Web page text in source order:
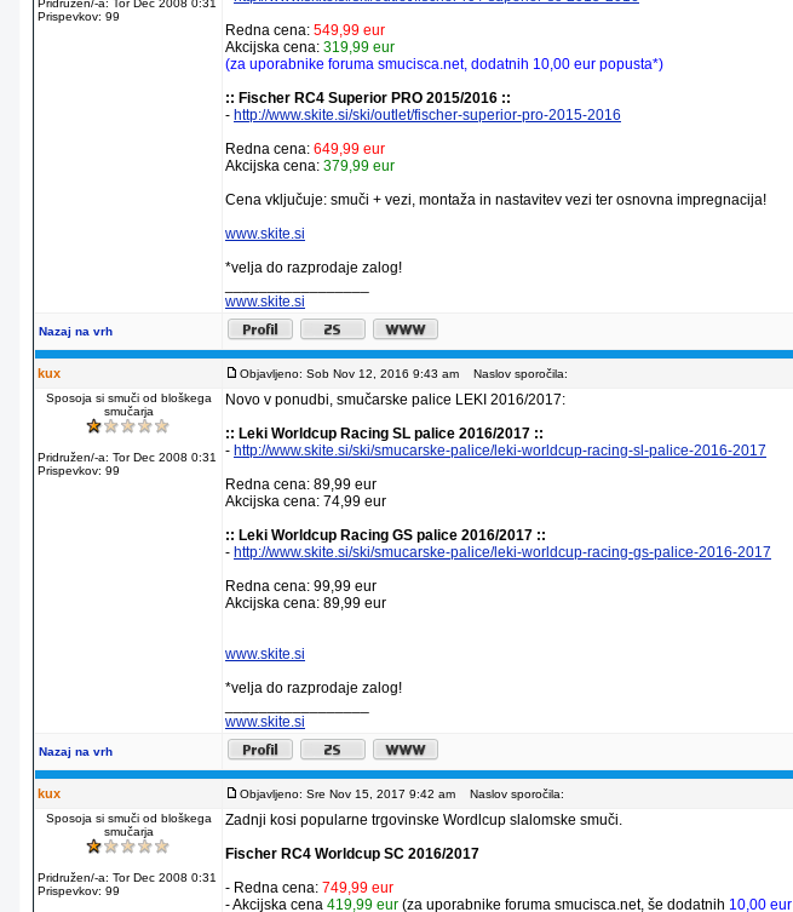
Pridružen/-a: Tor Dec 2008 0:31
Prispevkov: 99
Redna cena: 549,99 eur
Akcijska cena: 319,99 eur
(za uporabnike foruma smucisca.net, dodatnih 10,00 eur popusta*)
:: Fischer RC4 Superior PRO 2015/2016 ::
- http://www.skite.si/ski/outlet/fischer-superior-pro-2015-2016
Redna cena: 649,99 eur
Akcijska cena: 379,99 eur
Cena vključuje: smuči + vezi, montaža in nastavitev vezi ter osnovna impregnacija!
www.skite.si
*velja do razprodaje zalog!
www.skite.si
Nazaj na vrh
kux Objavljeno: Sob Nov 12, 2016 9:43 am
Naslov sporočila:
Sposoja si smuči od bloškega
smučarja
Pridružen/-a: Tor Dec 2008 0:31
Prispevkov: 99
Novo v ponudbi, smučarske palice LEKI 2016/2017:
:: Leki Worldcup Racing SL palice 2016/2017 ::
- http://www.skite.si/ski/smucarske-palice/leki-worldcup-racing-sl-palice-2016-2017
Redna cena: 89,99 eur
Akcijska cena: 74,99 eur
:: Leki Worldcup Racing GS palice 2016/2017 ::
- http://www.skite.si/ski/smucarske-palice/leki-worldcup-racing-gs-palice-2016-2017
Redna cena: 99,99 eur
Akcijska cena: 89,99 eur
www.skite.si
*velja do razprodaje zalog!
www.skite.si
Nazaj na vrh
kux Objavljeno: Sre Nov 15, 2017 9:42 am
Naslov sporočila:
Sposoja si smuči od bloškega
smučarja
Pridružen/-a: Tor Dec 2008 0:31
Prispevkov: 99
Zadnji kosi popularne trgovinske Wordlcup slalomske smuči.
Fischer RC4 Worldcup SC 2016/2017
- Redna cena: 749,99 eur
- Akcijska cena 419,99 eur (za uporabnike foruma smucisca.net, še dodatnih 10,00 eur